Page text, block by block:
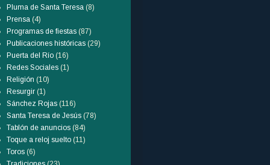
Pluma de Santa Teresa (8)
Prensa (4)
Programas de fiestas (87)
Publicaciones históricas (29)
Puerta del Río (16)
Redes Sociales (1)
Religión (10)
Resurgir (1)
Sánchez Rojas (116)
Santa Teresa de Jesús (78)
Tablón de anuncios (84)
Toque a reloj suelto (11)
Toros (6)